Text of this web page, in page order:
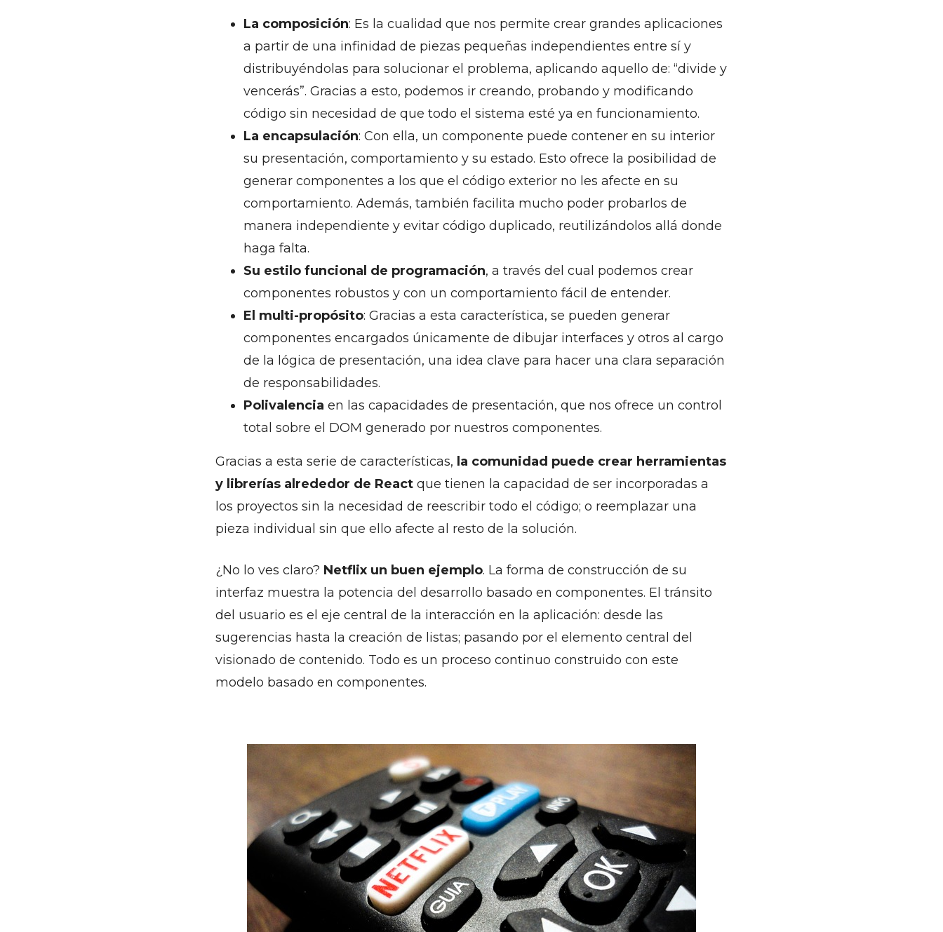
La composición: Es la cualidad que nos permite crear grandes aplicaciones
a partir de una infinidad de piezas pequeñas independientes entre sí y
distribuyéndolas para solucionar el problema, aplicando aquello de: “divide y
vencerás”. Gracias a esto, podemos ir creando, probando y modificando
código sin necesidad de que todo el sistema esté ya en funcionamiento.
La encapsulación: Con ella, un componente puede contener en su interior
su presentación, comportamiento y su estado. Esto ofrece la posibilidad de
generar componentes a los que el código exterior no les afecte en su
comportamiento. Además, también facilita mucho poder probarlos de
manera independiente y evitar código duplicado, reutilizándolos allá donde
haga falta.
Su estilo funcional de programación, a través del cual podemos crear
componentes robustos y con un comportamiento fácil de entender.
El multi-propósito: Gracias a esta característica, se pueden generar
componentes encargados únicamente de dibujar interfaces y otros al cargo
de la lógica de presentación, una idea clave para hacer una clara separación
de responsabilidades.
Polivalencia en las capacidades de presentación, que nos ofrece un control
total sobre el DOM generado por nuestros componentes.
Gracias a esta serie de características, la comunidad puede crear herramientas
y librerías alrededor de React que tienen la capacidad de ser incorporadas a
los proyectos sin la necesidad de reescribir todo el código; o reemplazar una
pieza individual sin que ello afecte al resto de la solución.
¿No lo ves claro? Netflix un buen ejemplo. La forma de construcción de su
interfaz muestra la potencia del desarrollo basado en componentes. El tránsito
del usuario es el eje central de la interacción en la aplicación: desde las
sugerencias hasta la creación de listas; pasando por el elemento central del
visionado de contenido. Todo es un proceso continuo construido con este
modelo basado en componentes.